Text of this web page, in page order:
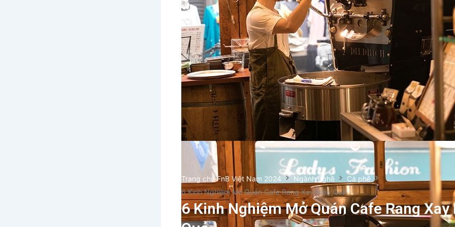
Trang chủ FnB Việt Nam 2024 Ngành nghề
Cà phê
6 Kinh Nghiệm Mở Quán Cafe Rang Xay Hiệu Quả
6 Kinh Nghiệm Mở Quán Cafe Rang Xay